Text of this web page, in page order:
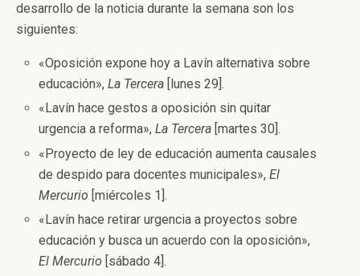
desarrollo de la noticia durante la semana son los
siguientes:
«Oposición expone hoy a Lavín alternativa sobre
educación», La Tercera [lunes 29].
«Lavín hace gestos a oposición sin quitar
urgencia a reforma», La Tercera [martes 30].
«Proyecto de ley de educación aumenta causales
de despido para docentes municipales», El
Mercurio [miércoles 1].
«Lavín hace retirar urgencia a proyectos sobre
educación y busca un acuerdo con la oposición»,
El Mercurio [sábado 4].